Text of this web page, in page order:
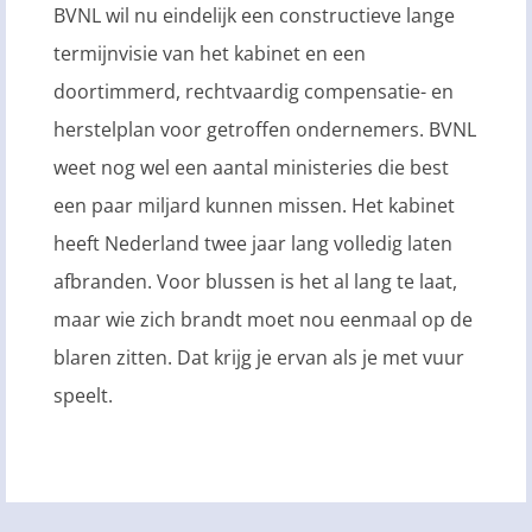
BVNL wil nu eindelijk een constructieve lange
termijnvisie van het kabinet en een
doortimmerd, rechtvaardig compensatie- en
herstelplan voor getroffen ondernemers. BVNL
weet nog wel een aantal ministeries die best
een paar miljard kunnen missen. Het kabinet
heeft Nederland twee jaar lang volledig laten
afbranden. Voor blussen is het al lang te laat,
maar wie zich brandt moet nou eenmaal op de
blaren zitten. Dat krijg je ervan als je met vuur
speelt.